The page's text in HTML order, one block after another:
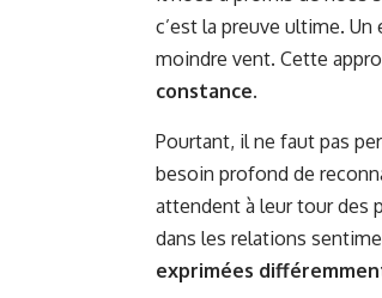
c’est la preuve ultime.
moindre vent. Cette
constance.
Pourtant, il ne faut pas
besoin profond de
attendent à leur tour des
dans les relations
exprimées